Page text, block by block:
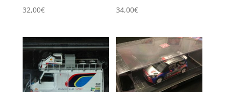
32,00€ 34,00€